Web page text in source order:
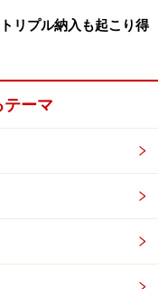
ける努力はもちろん
ぎない判断も必要
くもの」という方も
裕があるときの話で
教育費で無理をし
いくことになりかね
リプル納入も起こり得
テーマ